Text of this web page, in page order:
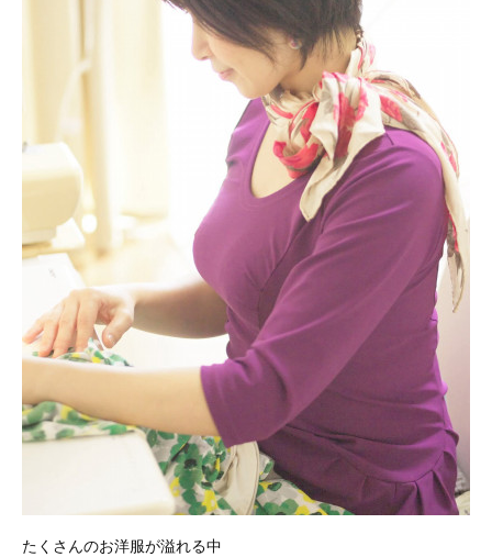
たくさんのお洋服が溢れる中